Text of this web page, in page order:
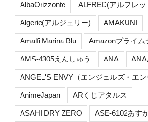
AlbaOrizzonte ALFRED(アルフレッ
Algerie(アルジェリー) AMAKUNI
Amalfi Marina Blu Amazonプライム
AMS-4305えんしゅう ANA
ANGEL'S ENVY（エンジェルズ・エン
AnimeJapan ARくじアタルス
ASAHI DRY ZERO ASE-6102あす